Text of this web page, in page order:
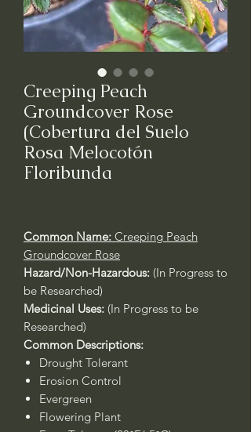
Creeping Peach
Groundcover Rose
(Cobertura del Suelo
Rosa Melocotón
Floribunda
Common Name: Creeping Peach
Groundcover Rose
Hazard/Non-Hazardous: (In Progress to
be Researched)
Medicinal Uses: (In Progress to be
Researched)
Common Descriptions:
Drought Tolerant
Erosion Control
Evergreen
Flowering Plant